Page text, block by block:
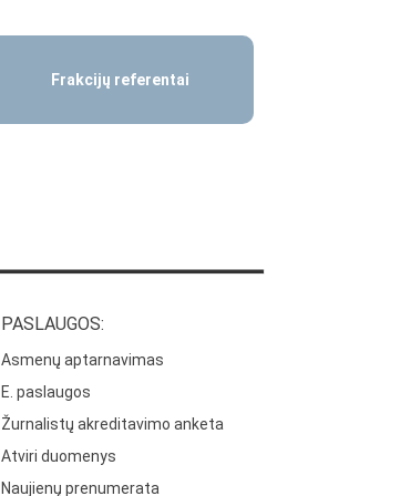
Frakcijų referentai
PASLAUGOS:
Asmenų aptarnavimas
E. paslaugos
Žurnalistų akreditavimo anketa
Atviri duomenys
Naujienų prenumerata